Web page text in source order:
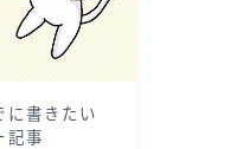
に書きたい
記事